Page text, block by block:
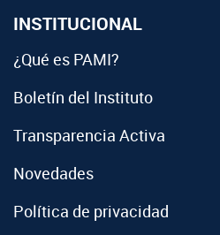
INSTITUCIONAL
¿Qué es PAMI?
Boletín del Instituto
Transparencia Activa
Novedades
Política de privacidad